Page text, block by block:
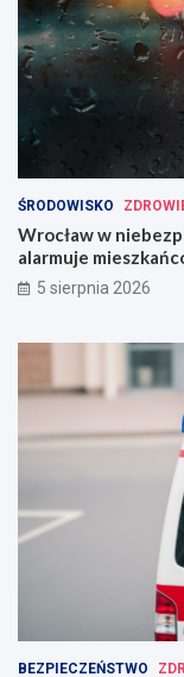
ŚRODOWISKO
Wrocław w
alarmuje
5 sierpnia 2026
BEZPIECZEŃSTWO